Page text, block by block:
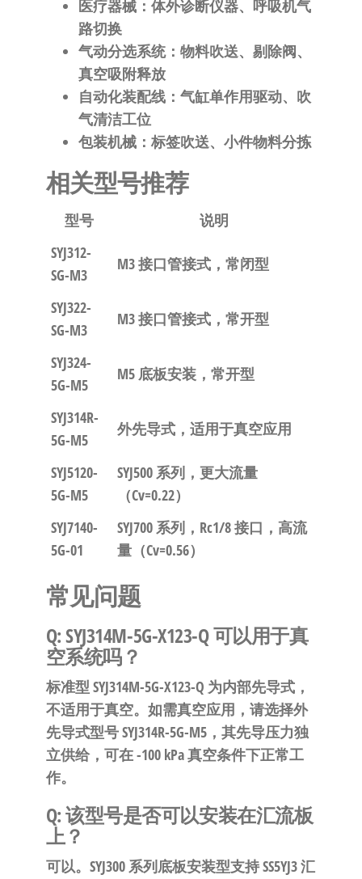
医疗器械：体外诊断仪器、呼吸机气
路切换
气动分选系统：物料吹送、剔除阀、
真空吸附释放
自动化装配线：气缸单作用驱动、吹
气清洁工位
包装机械：标签吹送、小件物料分拣
相关型号推荐
型号
说明
SYJ312-
SG-M3
M3 接口管接式，常闭型
SYJ322-
SG-M3
M3 接口管接式，常开型
SYJ324-
5G-M5
M5 底板安装，常开型
SYJ314R-
5G-M5
外先导式，适用于真空应用
SYJ5120-
5G-M5
SYJ500 系列，更大流量
（Cv=0.22）
SYJ7140-
5G-01
SYJ700 系列，Rc1/8 接口，高流
量（Cv=0.56）
常见问题
Q: SYJ314M-5G-X123-Q 可以用于真
空系统吗？
标准型 SYJ314M-5G-X123-Q 为内部先导式，
不适用于真空。如需真空应用，请选择外
先导式型号 SYJ314R-5G-M5，其先导压力独
立供给，可在 -100 kPa 真空条件下正常工
作。
Q: 该型号是否可以安装在汇流板
上？
可以。SYJ300 系列底板安装型支持 SS5YJ3 汇